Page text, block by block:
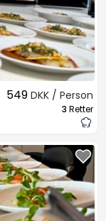
549 DKK / Person
3 Retter